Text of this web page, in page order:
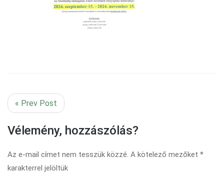
« Prev Post
Vélemény, hozzászólás?
Az e-mail címet nem tesszük közzé. A kötelező mezőket *
karakterrel jelöltük